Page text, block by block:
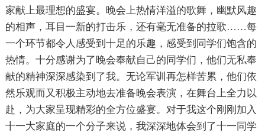
家献上最理想的盛宴。晚会上热情洋溢的歌舞，幽默风趣
的相声，耳目一新的打击乐，还有毫无准备的拉歌……每
一个环节都令人感受到十足的乐趣，感受到同学们饱含的
热情。十分感谢为了晚会奉献自己的同学们，他们无私奉
献的精神深深感染到了我。无论军训再怎样苦累，他们依
然乐观而又积极主动地去准备晚会表演，在舞台上全力以
赴，为大家呈现精彩的全方位盛宴。对于我这个刚刚加入
十一大家庭的一个分子来说，我深深地体会到了十一同学